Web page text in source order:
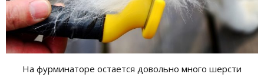
На фурминаторе остается довольно много шерсти